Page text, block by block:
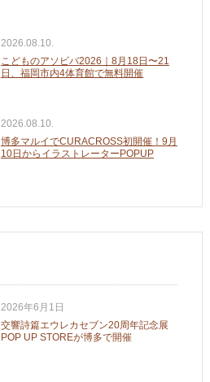
2026.08.10.
こどものアソビバ2026｜8月18日〜21
日、福岡市内4体育館で無料開催
2026.08.10.
博多マルイでCURACROSS初開催！9月
10日からイラストレーターPOPUP
2026年6月1日
交響詩篇エウレカセブン20周年記念展
POP UP STOREが博多で開催